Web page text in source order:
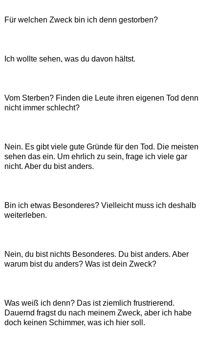
Für welchen Zweck bin ich denn gestorben?
Ich wollte sehen, was du davon hältst.
Vom Sterben? Finden die Leute ihren eigenen Tod denn
nicht immer schlecht?
Nein. Es gibt viele gute Gründe für den Tod. Die meisten
sehen das ein. Um ehrlich zu sein, frage ich viele gar
nicht. Aber du bist anders.
Bin ich etwas Besonderes? Vielleicht muss ich deshalb
weiterleben.
Nein, du bist nichts Besonderes. Du bist anders. Aber
warum bist du anders? Was ist dein Zweck?
Was weiß ich denn? Das ist ziemlich frustrierend.
Dauernd fragst du nach meinem Zweck, aber ich habe
doch keinen Schimmer, was ich hier soll.